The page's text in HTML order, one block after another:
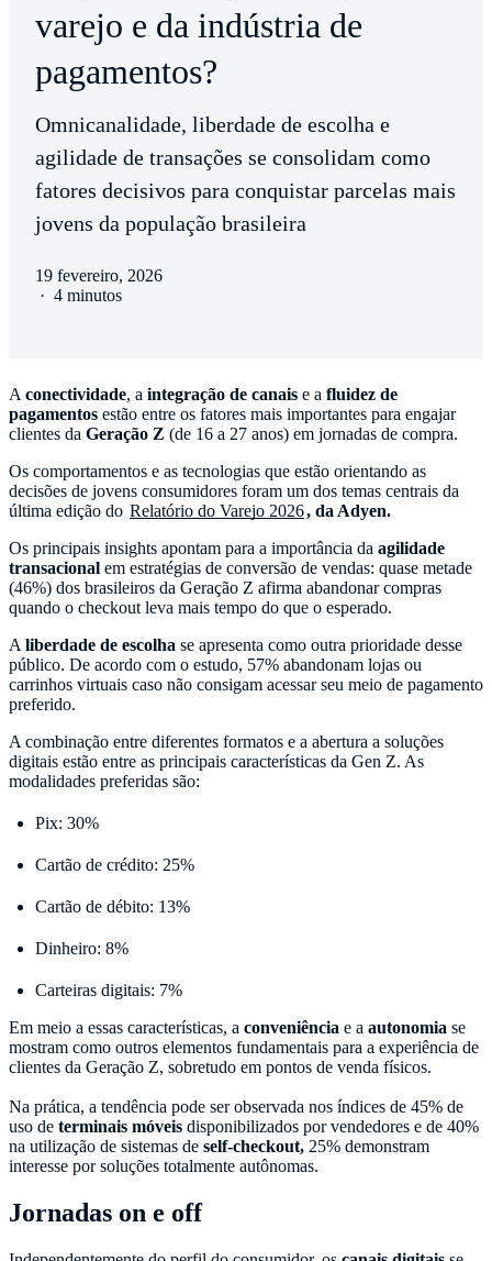
varejo e da indústria de
pagamentos?
Omnicanalidade, liberdade de escolha e
agilidade de transações se consolidam como
fatores decisivos para conquistar parcelas mais
jovens da população brasileira
19 fevereiro, 2026
· 4 minutos
A conectividade, a integração de canais e a fluidez de
pagamentos estão entre os fatores mais importantes para engajar
clientes da Geração Z (de 16 a 27 anos) em jornadas de compra.
Os comportamentos e as tecnologias que estão orientando as
decisões de jovens consumidores foram um dos temas centrais da
última edição do Relatório do Varejo 2026, da Adyen.
Os principais insights apontam para a importância da agilidade
transacional em estratégias de conversão de vendas: quase metade
(46%) dos brasileiros da Geração Z afirma abandonar compras
quando o checkout leva mais tempo do que o esperado.
A liberdade de escolha se apresenta como outra prioridade desse
público. De acordo com o estudo, 57% abandonam lojas ou
carrinhos virtuais caso não consigam acessar seu meio de pagamento
preferido.
A combinação entre diferentes formatos e a abertura a soluções
digitais estão entre as principais características da Gen Z. As
modalidades preferidas são:
Pix: 30%
Cartão de crédito: 25%
Cartão de débito: 13%
Dinheiro: 8%
Carteiras digitais: 7%
Em meio a essas características, a conveniência e a autonomia se
mostram como outros elementos fundamentais para a experiência de
clientes da Geração Z, sobretudo em pontos de venda físicos.
Na prática, a tendência pode ser observada nos índices de 45% de
uso de terminais móveis disponibilizados por vendedores e de 40%
na utilização de sistemas de self-checkout, 25% demonstram
interesse por soluções totalmente autônomas.
Jornadas on e off